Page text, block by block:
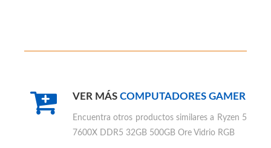
VER MÁS COMPUTADORES GAMER
Encuentra otros productos similares a Ryzen 5
7600X DDR5 32GB 500GB Ore Vidrio RGB